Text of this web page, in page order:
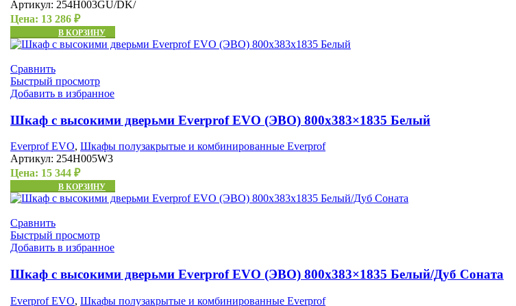
Артикул: 254H003GU/DK/
Цена: 13 286 ₽
В КОРЗИНУ
Сравнить
Быстрый просмотр
Добавить в избранное
Шкаф с высокими дверьми Everprof EVO (ЭВО) 800х383×1835 Белый
Everprof EVO, Шкафы полузакрытые и комбинированные Everprof
Артикул: 254H005W3
Цена: 15 344 ₽
В КОРЗИНУ
Сравнить
Быстрый просмотр
Добавить в избранное
Шкаф с высокими дверьми Everprof EVO (ЭВО) 800х383×1835 Белый/Дуб Соната
Everprof EVO, Шкафы полузакрытые и комбинированные Everprof